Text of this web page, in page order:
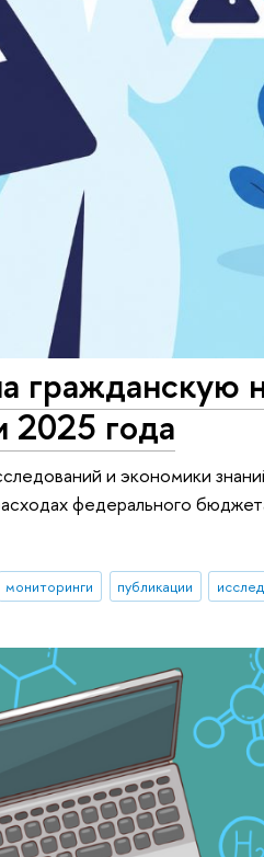
гражданскую
2025 года
и экономики
федерального
мониторинги публикации